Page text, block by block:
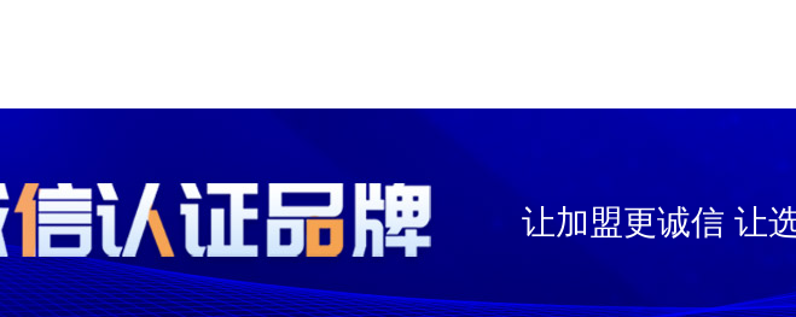
让加盟更诚信 让